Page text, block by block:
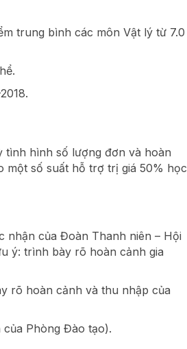
trung bình các môn Vật lý từ 7.0
tình hình số lượng đơn và hoàn
một số suất hỗ trợ trị giá 50% học
nhận của Đoàn Thanh niên – Hội
ý: trình bày rõ hoàn cảnh gia
rõ hoàn cảnh và thu nhập của
Phòng Đào tạo).